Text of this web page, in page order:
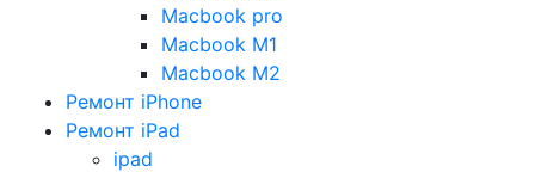
Macbook pro
Macbook M1
Macbook M2
Ремонт iPhone
Ремонт iPad
ipad